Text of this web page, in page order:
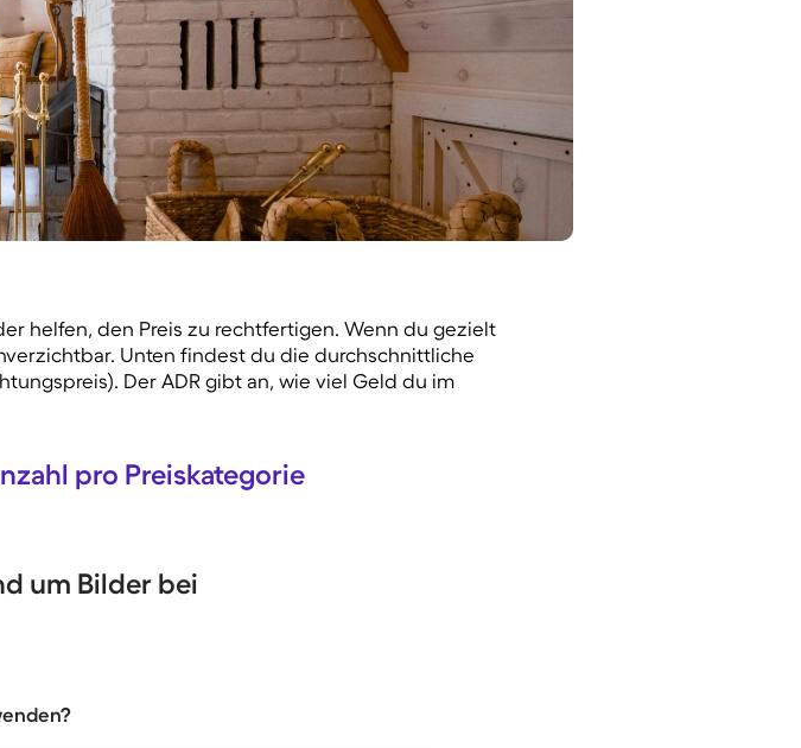
helfen, den Preis zu rechtfertigen. Wenn du gezielt
Unten findest du die durchschnittliche
Der ADR gibt an, wie viel Geld du im
pro Preiskategorie
um Bilder bei